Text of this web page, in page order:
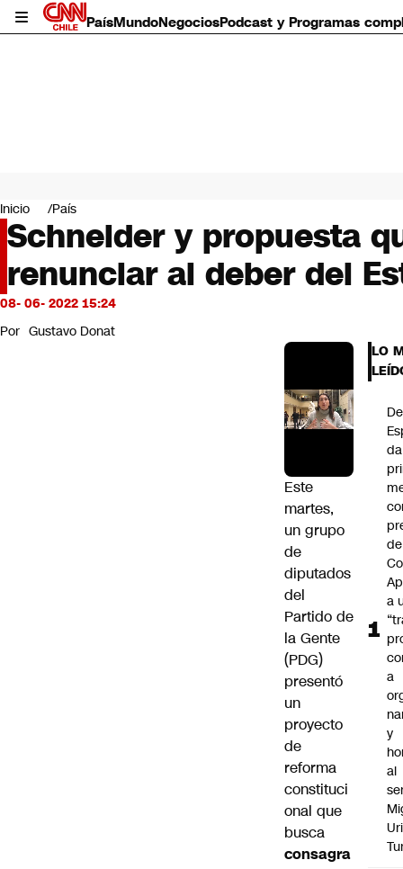
PaísMundoNegociosPodcast y Programas
Mundo
Negocios
Deportes
Programas completos
Cultura
Servicios
Bits
CNN Data
Inicio País
Schneider y propuesta
renunciar al deber del
08- 06- 2022 15:24
Por Gustavo Donat
Este
martes,
un grupo
de
diputados
del
Partido de
la Gente
(PDG)
presentó
un
proyecto
de
reforma
constituci
onal que
busca
consagra
LO
de
a
a
y
al